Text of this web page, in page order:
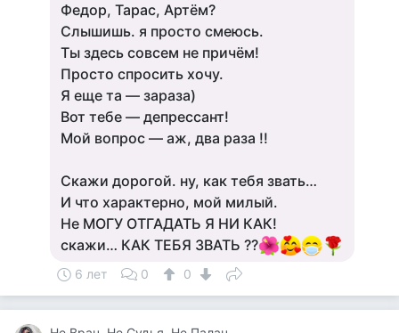
Федор, Тарас, Артём?
Слышишь. я просто смеюсь.
Ты здесь совсем не причём!
Просто спросить хочу.
Я еще та — зараза)
Вот тебе — депрессант!
Мой вопрос — аж, два раза !!
Скажи дорогой. ну, как тебя звать…
И что характерно, мой милый.
Не МОГУ ОТГАДАТЬ Я НИ КАК!
скажи… КАК ТЕБЯ ЗВАТЬ ??
6 лет 0 0